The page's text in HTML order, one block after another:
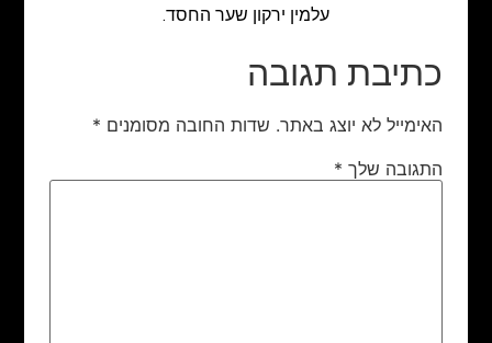
עלמין ירקון שער החסד.
כתיבת תגובה
האימייל לא יוצג באתר. שדות החובה מסומנים *
התגובה שלך *